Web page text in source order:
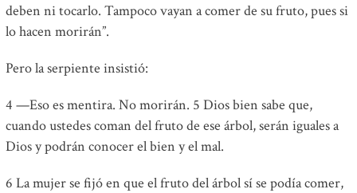
deben ni tocarlo. Tampoco vayan a comer de su fruto, pues si
lo hacen morirán”.
Pero la serpiente insistió:
4 —Eso es mentira. No morirán. 5 Dios bien sabe que,
cuando ustedes coman del fruto de ese árbol, serán iguales a
Dios y podrán conocer el bien y el mal.
6 La mujer se fijó en que el fruto del árbol sí se podía comer,